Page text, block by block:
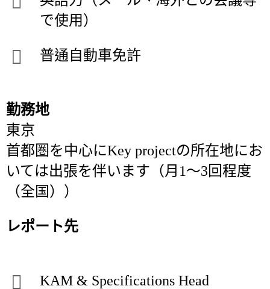
で使用）
普通自動車免許
勤務地
東京
首都圏を中心にKey projectの所在地にお
いては出張を伴います（月1～3回程度
（全国））
レポート先
KAM & Specifications Head